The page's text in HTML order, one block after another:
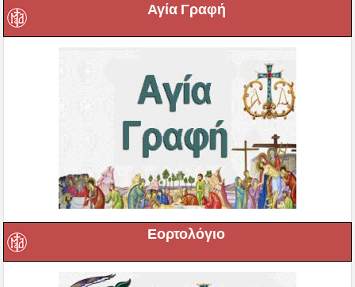
Αγία Γραφή
Εορτολόγιο